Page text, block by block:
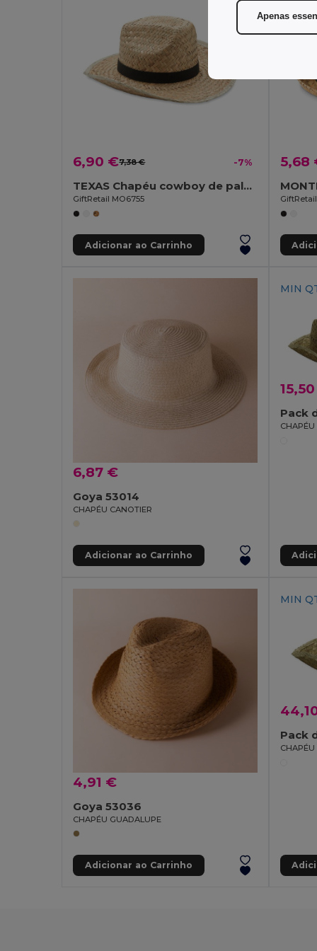
6,90 €7,38 € -7%
TEXAS Chapéu cowboy de palha natural
GiftRetail MO6755
Adicionar ao Carrinho
5,68
6,87 €
Goya 53014
CHAPÉU CANOTIER
Adicionar ao Carrinho
MIN
Pack
4,91 €
Goya 53036
CHAPÉU GUADALUPE
Adicionar ao Carrinho
MIN
Pack
Apenas